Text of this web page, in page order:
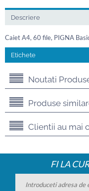
Descriere
Caiet A4, 60 file, PIGNA
Etichete
Noutati
Produse
Clientii au mai
FI LA